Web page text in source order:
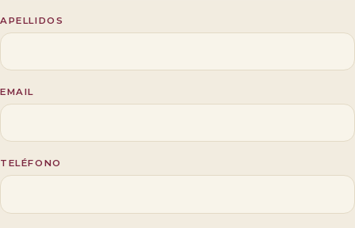
APELLIDOS
EMAIL
TELÉFONO